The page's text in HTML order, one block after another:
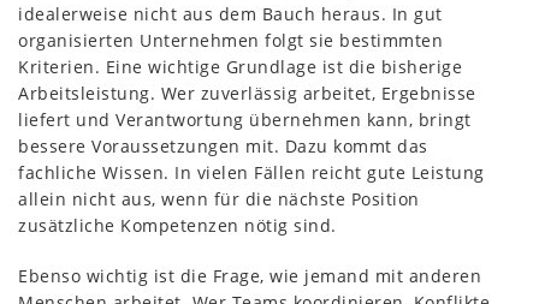
idealerweise nicht aus dem Bauch heraus. In gut
organisierten Unternehmen folgt sie bestimmten
Kriterien. Eine wichtige Grundlage ist die bisherige
Arbeitsleistung. Wer zuverlässig arbeitet, Ergebnisse
liefert und Verantwortung übernehmen kann, bringt
bessere Voraussetzungen mit. Dazu kommt das
fachliche Wissen. In vielen Fällen reicht gute Leistung
allein nicht aus, wenn für die nächste Position
zusätzliche Kompetenzen nötig sind.
Ebenso wichtig ist die Frage, wie jemand mit anderen